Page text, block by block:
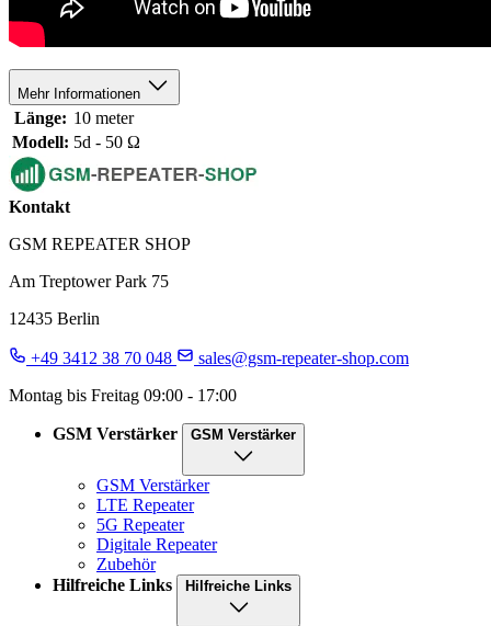
Mehr Informationen
Länge: 10 meter
Modell: 5d - 50 Ω
Kontakt
GSM REPEATER SHOP
Am Treptower Park 75
12435 Berlin
+49 3412 38 70 048
sales@gsm-repeater-shop.com
Montag bis Freitag 09:00 - 17:00
GSM Verstärker GSM Verstärker
GSM Verstärker
LTE Repeater
5G Repeater
Digitale Repeater
Zubehör
Hilfreiche Links
Hilfreiche Links